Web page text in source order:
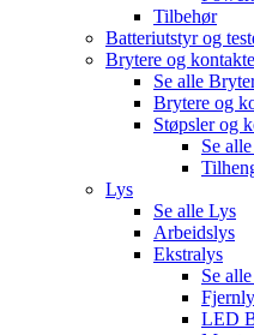
Tilbehør
Batteriutstyr og
Brytere og
Se alle
Brytere og
Støpsler og
Se alle
Lys
Se alle Lys
Arbeidslys
Ekstralys
Se alle
LED